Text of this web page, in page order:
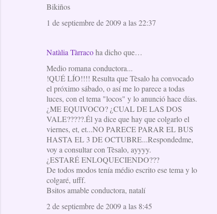
Bikiños
1 de septiembre de 2009 a las 22:37
Natàlia Tàrracoha dicho que…
Medio romana conductora...
!QUÉ LÍO!!!! Resulta que Tèsalo ha convocado
el próximo sábado, o así me lo parece a todas
luces, con el tema "locos" y lo anunció hace días.
¿ME EQUIVOCO? ¿CUAL DE LAS DOS
VALE?????.Él ya dice que hay que colgarlo el
viernes, et, et...NO PARECE PARAR EL BUS
HASTA EL 3 DE OCTUBRE...Respondedme,
voy a consultar con Tèsalo, ayyyy.
¿ESTARÉ ENLOQUECIENDO???
De todos modos tenía médio escrito ese tema y lo
colgaré, ufff.
Bsitos amable conductora, natalí
2 de septiembre de 2009 a las 8:45